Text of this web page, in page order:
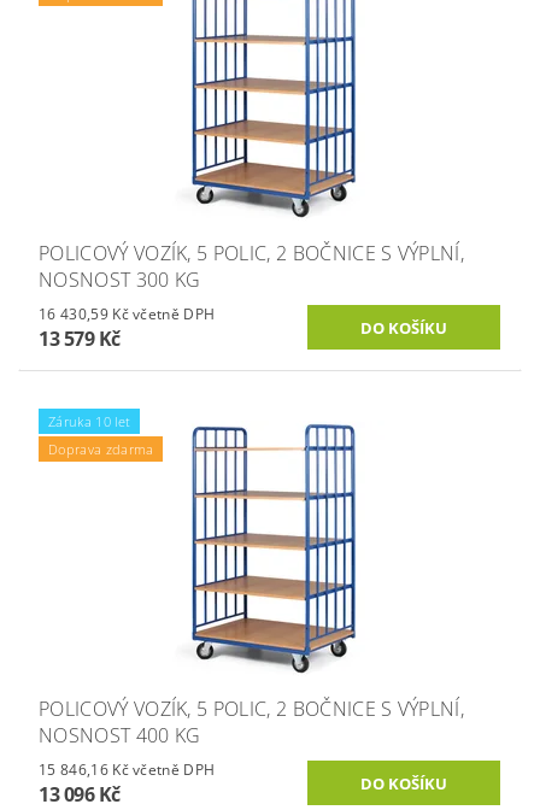
POLICOVÝ VOZÍK, 5 POLIC, 2 BOČNICE S VÝPLNÍ,
NOSNOST 300 KG
16 430,59 Kč včetně DPH
13 579 Kč
Záruka 10 let
Doprava zdarma
POLICOVÝ VOZÍK, 5 POLIC, 2 BOČNICE S VÝPLNÍ,
NOSNOST 400 KG
15 846,16 Kč včetně DPH
13 096 Kč